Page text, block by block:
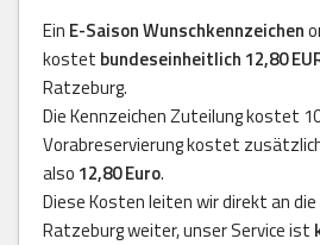
Ein E-Saison Wunschkennzeichen
kostet bundeseinheitlich 12,80
Ratzeburg.
Die Kennzeichen Zuteilung kostet
Vorabreservierung kostet
also 12,80 Euro.
Diese Kosten leiten wir direkt an
Ratzeburg weiter, unser Service ist